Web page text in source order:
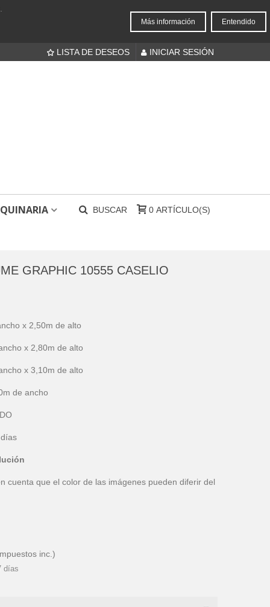
Más información Entendido
LISTA DE DESEOS INICIAR SESIÓN
BUSCAR 0 ARTÍCULO(S)
GRAPHIC 10555 CASELIO
x 2,50m de alto
x 2,80m de alto
x 3,10m de alto
de ancho
cuenta que el color de las imágenes pueden diferir del
inc.)
días